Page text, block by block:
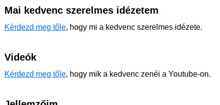
Mai kedvenc szerelmes idézetem
Kérdezd meg tőle, hogy mi a kedvenc szerelmes idézete.
Videók
Kérdezd meg tőle, hogy mik a kedvenc zenéi a Youtube-on.